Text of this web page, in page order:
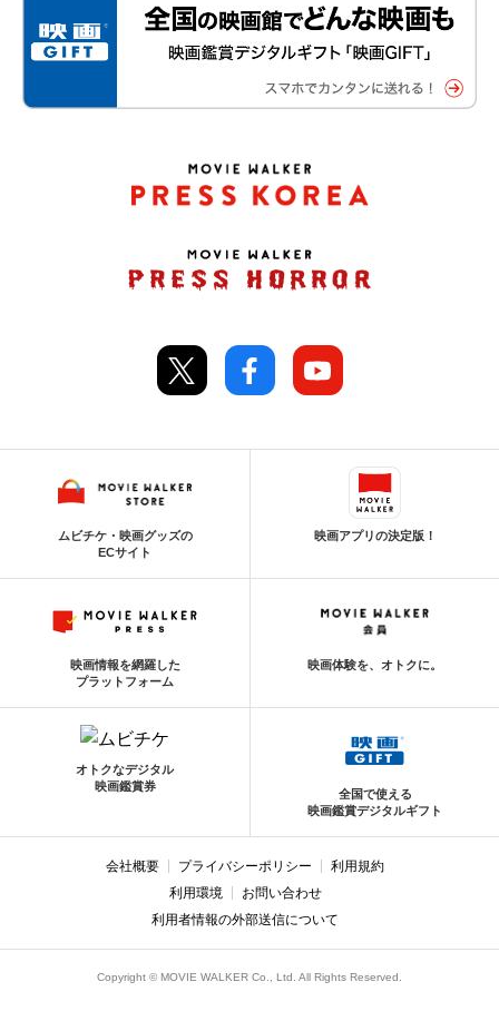
ムビチケ・映画グッズの
ECサイト
映画アプリの決定版！
映画情報を網羅した
プラットフォーム
映画体験を、オトクに。
オトクなデジタル
映画鑑賞券
全国で使える
映画鑑賞デジタルギフト
会社概要 プライバシーポリシー
利用規約
利用環境
お問い合わせ
利用者情報の外部送信について
Copyright © MOVIE WALKER Co., Ltd. All Rights Reserved.